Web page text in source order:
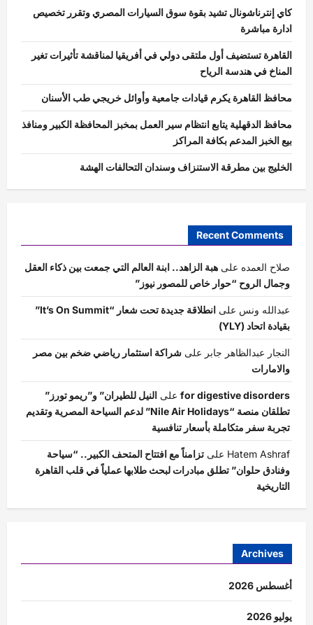
كاي إنترناشونال تشيد بقوة سوق السيارات المصري وتقرر تخصيص
ادارة مباشرة
القاهرة تستضيف أول ملتقى دولي في أفريقيا لمناقشة تأثيرات تغير
المناخ في هندسة الرياح
محافظ القاهرة يكرم قيادات جامعية وأوائل خريجي طب الأسنان
محافظ الدقهلية يتابع انتظام سير العمل بمخبز المحافظة الكبير ومنافذ
بيع الخبز المدعم بكافة المراكز
الخليج بين مطرقة الاستنزاف وسندان التحالفات الهشة
Recent Comments
صلاح العمده على هبة الزاهد.. ابنة العالم التي جمعت بين ذكاء العقل
وجمال الروح “حوار خاص للمصور نيوز”
عبدالله ونس على
انطلاقة جديدة تحت شعار “It’s On Summit”
بقيادة اتحاد (YLY)
النجار عبدالظاهر جابر على شراكة استثمار رياضي ضخم بين مصر
والامارات
for digestive disorders على النيل للطيران” و”ريمو تورز”
تطلقان منصة “Nile Air Holidays” لدعم السياحة المصرية وتقديم
تجربة سفر متكاملة بأسعار تنافسية
Hatem Ashraf على تزامناً مع افتتاح المتحف الكبير.. “سياحة
وفنادق حلوان” تطلق مبادرات لبحث طلابها عملياً في قلب القاهرة
التاريخية
Archives
أغسطس 2026
يوليو 2026